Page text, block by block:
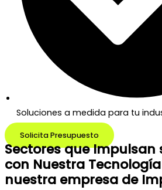
Soluciones a medida para tu
Solicita Presupuesto
Sectores que Impulsan
con Nuestra
nuestra empresa de